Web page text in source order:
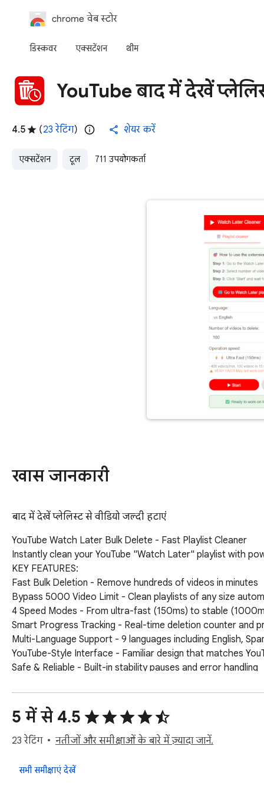
chrome वेब स्टोर
डिस्कवर एक्‍सटेंशन थीम
YouTube बाद में देखें
4.5 (23 रेटिंग) शेयर करें
एक्सटेंशन टूल 711 उपयोगकर्ता
खास जानकारी
बाद में देखें प्लेलिस्ट से वीडियो जल्दी हटाएं
YouTube Watch Later Bulk Delete - Fast Playlist Cleaner
Instantly clean your YouTube "Watch Later" playlist with
KEY FEATURES:
Fast Bulk Deletion - Remove hundreds of videos in minutes
Bypass 5000 Video Limit - Clean playlists of any size
4 Speed Modes - From ultra-fast (150ms) to stable
Smart Progress Tracking - Real-time deletion counter and
Multi-Language Support - 9 languages including English,
YouTube-Style Interface - Familiar design that matches
Safe & Reliable - Built-in stability pauses and error handling
Open your YouTube "Watch Later" playlist
Choose how many videos to delete (1-5000)
Select deletion speed based on your computer's
5 में से 4.5
23 रेटिंग नतीजों और समीक्षाओं के बारे में ज़्यादा जानें.
सभी समीक्षाएं देखें